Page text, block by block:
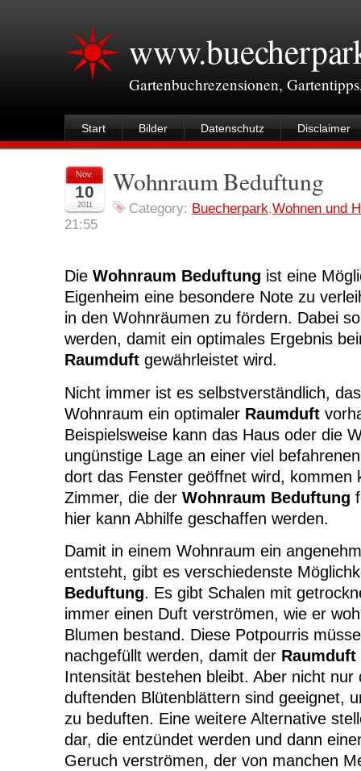
Gartenbuchrezensionen,
Start Bilder Datenschutz Disclaimer
Nov.
10
2011
Wohnraum Beduftung
Category: Buecherpark,Wohnen und
21:55
Die Wohnraum Beduftung ist eine
Eigenheim eine besondere Note zu
in den Wohnräumen zu fördern. Dabei
werden, damit ein optimales Ergebnis
Raumduft gewährleistet wird.
Nicht immer ist es selbstverständlich,
Wohnraum ein optimaler Raumduft
Beispielsweise kann das Haus oder die
ungünstige Lage an einer viel
dort das Fenster geöffnet wird, kommen
Zimmer, die der Wohnraum Beduftung
hier kann Abhilfe geschaffen werden.
Damit in einem Wohnraum ein
entsteht, gibt es verschiedenste
Beduftung. Es gibt Schalen mit
immer einen Duft verströmen, wie er
Blumen bestand. Diese Potpourris
nachgefüllt werden, damit der Raumduft
Intensität bestehen bleibt. Aber nicht nur
duftenden Blütenblättern sind geeignet,
zu beduften. Eine weitere Alternative
dar, die entzündet werden und dann
Geruch verströmen, der von manchen